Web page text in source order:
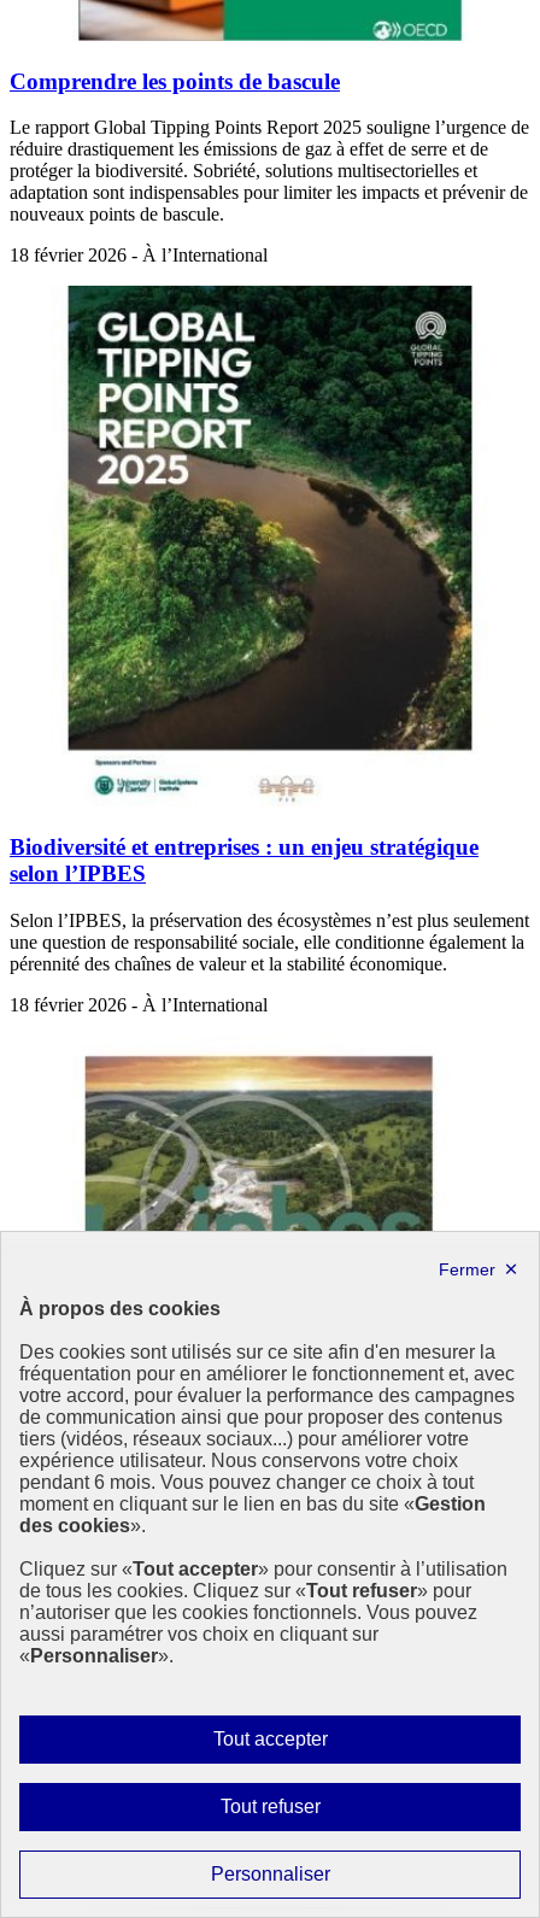
À propos des cookies
Des cookies sont utilisés sur ce site afin d'en mesurer la
fréquentation pour en améliorer le fonctionnement et, avec
votre accord, pour évaluer la performance des campagnes
de communication ainsi que pour proposer des contenus
tiers (vidéos, réseaux sociaux...) pour améliorer votre
expérience utilisateur. Nous conservons votre choix
pendant 6 mois. Vous pouvez changer ce choix à tout
moment en cliquant sur le lien en bas du site «Gestion
des cookies».
Cliquez sur «Tout accepter» pour consentir à l’utilisation
de tous les cookies. Cliquez sur «Tout refuser» pour
n’autoriser que les cookies fonctionnels. Vous pouvez
aussi paramétrer vos choix en cliquant sur
« Personnaliser».
Tout accepterAutoriser
tous
Tout refuserInterdire
tous
PersonnaliserParamétrer
les
Comprendre les points de bascule
Le rapport Global Tipping Points Report 2025 souligne l’urgence de
réduire drastiquement les émissions de gaz à effet de serre et de
protéger la biodiversité. Sobriété, solutions multisectorielles et
adaptation sont indispensables pour limiter les impacts et prévenir de
nouveaux points de bascule.
18 février 2026 - À l’International
Biodiversité et entreprises : un enjeu stratégique
selon l’IPBES
Selon l’IPBES, la préservation des écosystèmes n’est plus seulement
une question de responsabilité sociale, elle conditionne également la
pérennité des chaînes de valeur et la stabilité économique.
18 février 2026 - À l’International
Vers un avenir énergétique propre : comprendre la
Journée internationale des énergies propres
À l’occasion de la Journée internationale des énergies propres, les
et durable est un levier essentiel pour réduire les inégalités et